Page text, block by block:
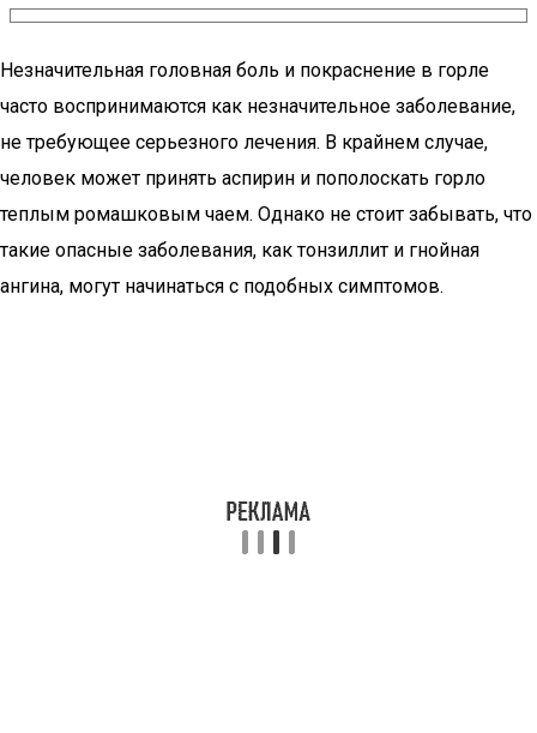
Незначительная головная боль и покраснение в горле
часто воспринимаются как незначительное заболевание,
не требующее серьезного лечения. В крайнем случае,
человек может принять аспирин и пополоскать горло
теплым ромашковым чаем. Однако не стоит забывать, что
такие опасные заболевания, как тонзиллит и гнойная
ангина, могут начинаться с подобных симптомов.